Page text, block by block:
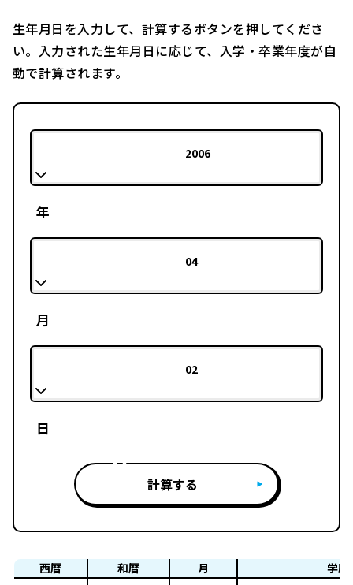
生年月日を入力して、計算するボタンを押してくださ
い。入力された生年月日に応じて、入学・卒業年度が自
動で計算されます。
2006
年
04
月
02
日
計算する
西暦 和暦 月 学歴